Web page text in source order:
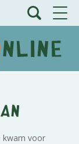
kwam voor